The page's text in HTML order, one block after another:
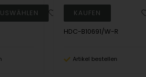
HDC-B10691/W-R
Artikel bestellen